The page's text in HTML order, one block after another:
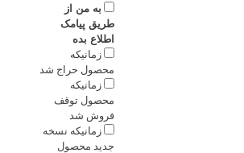
به من از
طریق پیامک
اطلاع بده
زمانیکه
محصول حراج شد
زمانیکه
محصول توقف
فروش شد
زمانیکه نسخه
جدید محصول